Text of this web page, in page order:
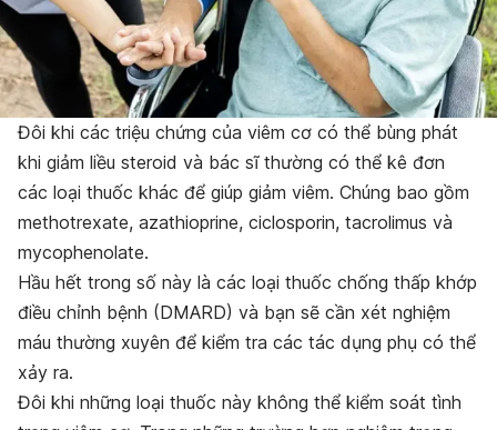
Đôi khi các triệu chứng của viêm cơ có thể bùng phát
khi giảm liều steroid và bác sĩ thường có thể kê đơn
các loại thuốc khác để giúp giảm viêm. Chúng bao gồm
methotrexate, azathioprine, ciclosporin, tacrolimus và
mycophenolate.
Hầu hết trong số này là các loại thuốc chống thấp khớp
điều chỉnh bệnh (DMARD) và bạn sẽ cần xét nghiệm
máu thường xuyên để kiểm tra các tác dụng phụ có thể
xảy ra.
Đôi khi những loại thuốc này không thể kiểm soát tình